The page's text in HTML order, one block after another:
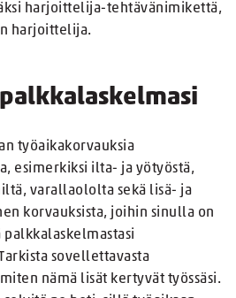
harjoittelija-tehtävänimikettä,
harjoittelija.
työaikakorvauksia
esimerkiksi ilta- ja yötyöstä,
varallaololta sekä lisä- ja
korvauksista, joihin sinulla on
palkkalaskelmastasi
sovellettavasta
nämä lisät kertyvät työssäsi.